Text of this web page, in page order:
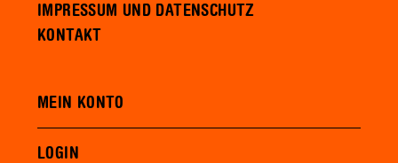
IMPRESSUM UND DATENSCHUTZ
KONTAKT
MEIN KONTO
LOGIN